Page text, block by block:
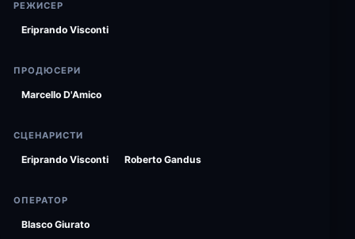
РЕЖИСЕР
Eriprando Visconti
ПРОДЮСЕРИ
Marcello D'Amico
СЦЕНАРИСТИ
Eriprando Visconti Roberto Gandus
ОПЕРАТОР
Blasco Giurato